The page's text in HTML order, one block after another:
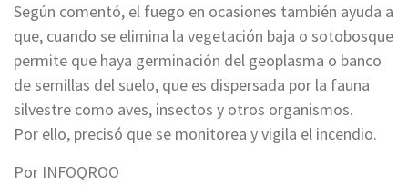
Según comentó, el fuego en ocasiones también ayuda a
que, cuando se elimina la vegetación baja o sotobosque
permite que haya germinación del geoplasma o banco
de semillas del suelo, que es dispersada por la fauna
silvestre como aves, insectos y otros organismos.
Por ello, precisó que se monitorea y vigila el incendio.
Por INFOQROO